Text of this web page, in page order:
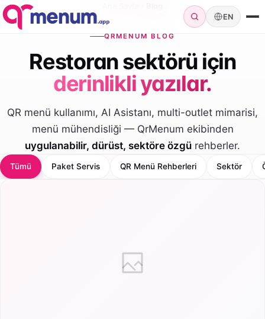
EN
QRMENUM BLOG
Restoran sektörü için
derinlikli yazılar.
QR menü kullanımı, AI Asistanı, multi-outlet mimarisi,
menü mühendisliği — QrMenum ekibinden
uygulanabilir, dürüst, sektöre özgü rehberler.
Tümü Paket Servis QR Menü Rehberleri Sektör